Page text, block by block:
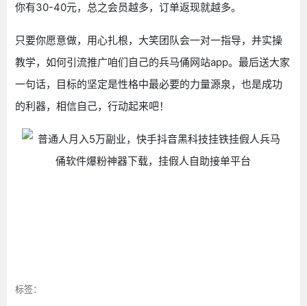
你有30-40元，总之会员越多，订单返现就越多。
只要你愿意做，用心扎根，大笑团队会一对一指导，并实操
教学，如何引流推广咱们自己的兵马俑网站app。最后送大家
一句话，目标的坚定是性格中最必要的力量源泉，也是成功
的利器，相信自己，行动起来吧！
标签：